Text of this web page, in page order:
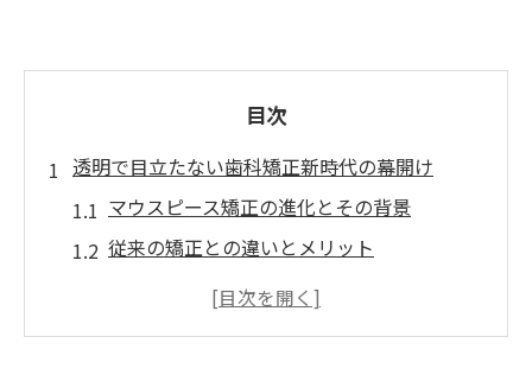
目次
透明で目立たない歯科矯正新時代の幕開け
マウスピース矯正の進化とその背景
従来の矯正との違いとメリット
妙典駅周辺での最新矯正技術